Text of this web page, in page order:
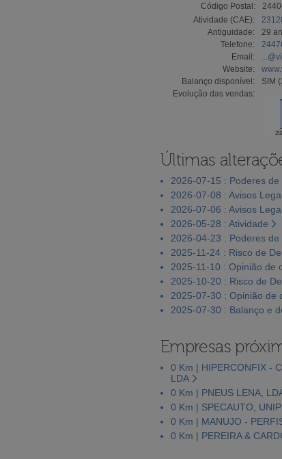
Código Postal:
Atividade (CAE):
Antiguidade:
29
Telefone:
Email:
Website:
Balanço disponível:
SIM
Evolução das vendas:
Últimas
2026-07-15 : Poderes de
2026-07-08 : Avisos
2026-07-06 : Avisos
2026-05-28 : Atividade
2026-04-23 : Poderes de
2025-11-24 : Risco de
2025-11-10 : Opinião de
2025-10-20 : Risco de
2025-07-30 : Opinião de
2025-07-30 : Balanço e
Empresas
0 Km | HIPERCONFIX -
LDA
0 Km | PNEUS LENA,
0 Km | SPECAUTO,
0 Km | MANUJO -
0 Km | PEREIRA &